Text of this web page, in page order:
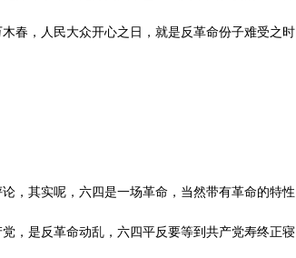
春，人民大众开心之日，就是反革命份子难受之时
，其实呢，六四是一场革命，当然带有革命的特性
，是反革命动乱，六四平反要等到共产党寿终正寝